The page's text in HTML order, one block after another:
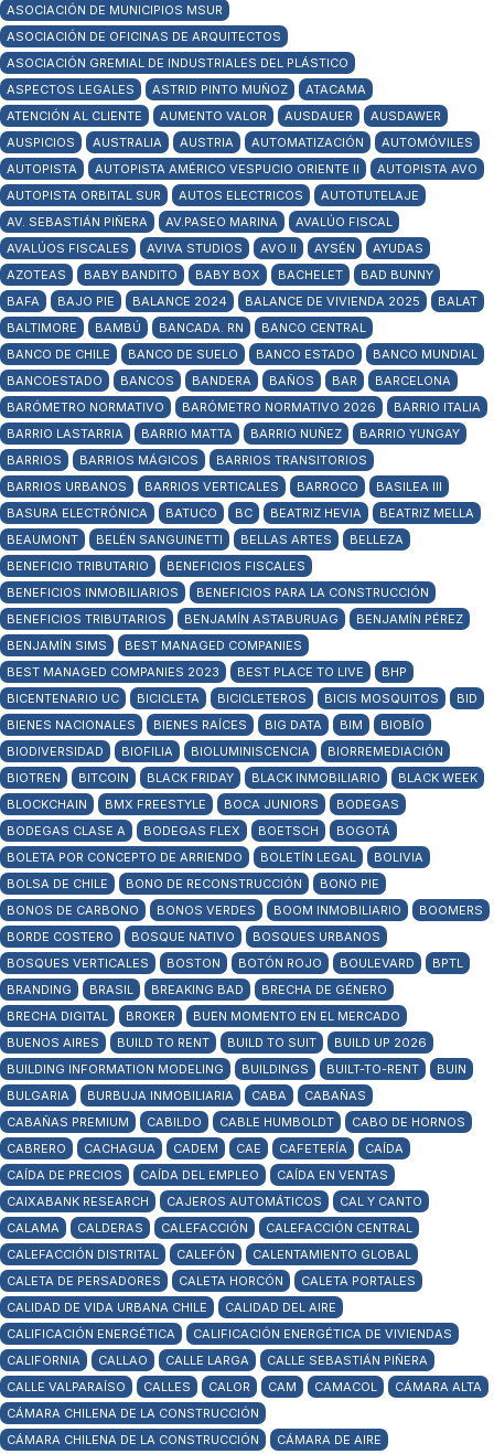
ASOCIACIÓN DE MUNICIPIOS MSUR
ASOCIACIÓN DE OFICINAS DE ARQUITECTOS
ASOCIACIÓN GREMIAL DE INDUSTRIALES DEL PLÁSTICO
ASPECTOS LEGALES
ASTRID PINTO MUÑOZ
ATACAMA
ATENCIÓN AL CLIENTE
AUMENTO VALOR AUSDAUER
AUSDAWER
AUSPICIOS
AUSTRALIA AUSTRIA AUTOMATIZACIÓN
AUTOMÓVILES
AUTOPISTA
AUTOPISTA AMÉRICO VESPUCIO ORIENTE II
AUTOPISTA AVO
AUTOPISTA ORBITAL SUR
AUTOS ELECTRICOS
AUTOTUTELAJE
AV. SEBASTIÁN PIÑERA
AV.PASEO MARINA
AVALÚO FISCAL
AVALÚOS FISCALES
AVIVA STUDIOS AVO II AYSÉN
AYUDAS
AZOTEAS
BABY BANDITO BABY BOX BACHELET
BAD BUNNY
BAFA
BAJO PIE BALANCE 2024 BALANCE DE VIVIENDA 2025
BALAT
BALTIMORE
BAMBÚ BANCADA. RN
BANCO CENTRAL
BANCO DE CHILE
BANCO DE SUELO BANCO ESTADO
BANCO MUNDIAL
BANCOESTADO
BANCOS BANDERA BAÑOS BAR
BARCELONA
BARÓMETRO NORMATIVO
BARÓMETRO NORMATIVO 2026
BARRIO ITALIA
BARRIO LASTARRIA
BARRIO MATTA BARRIO NUÑEZ
BARRIO YUNGAY
BARRIOS
BARRIOS MÁGICOS
BARRIOS TRANSITORIOS
BARRIOS URBANOS
BARRIOS VERTICALES BARROCO
BASILEA III
BASURA ELECTRÓNICA
BATUCO BC BEATRIZ HEVIA
BEATRIZ MELLA
BEAUMONT
BELÉN SANGUINETTI BELLAS ARTES
BELLEZA
BENEFICIO TRIBUTARIO
BENEFICIOS FISCALES
BENEFICIOS INMOBILIARIOS
BENEFICIOS PARA LA CONSTRUCCIÓN
BENEFICIOS TRIBUTARIOS
BENJAMÍN ASTABURUAG
BENJAMÍN PÉREZ
BENJAMÍN SIMS
BEST MANAGED COMPANIES
BEST MANAGED COMPANIES 2023
BEST PLACE TO LIVE
BHP
BICENTENARIO UC
BICICLETA BICICLETEROS BICIS MOSQUITOS
BID
BIENES NACIONALES
BIENES RAÍCES BIG DATA BIM
BIOBÍO
BIODIVERSIDAD
BIOFILIA BIOLUMINISCENCIA
BIORREMEDIACIÓN
BIOTREN
BITCOIN BLACK FRIDAY BLACK INMOBILIARIO
BLACK WEEK
BLOCKCHAIN
BMX FREESTYLE BOCA JUNIORS
BODEGAS
BODEGAS CLASE A
BODEGAS FLEX BOETSCH
BOGOTÁ
BOLETA POR CONCEPTO DE ARRIENDO
BOLETÍN LEGAL
BOLIVIA
BOLSA DE CHILE
BONO DE RECONSTRUCCIÓN
BONO PIE
BONOS DE CARBONO
BONOS VERDES BOOM INMOBILIARIO
BOOMERS
BORDE COSTERO
BOSQUE NATIVO
BOSQUES URBANOS
BOSQUES VERTICALES
BOSTON BOTÓN ROJO BOULEVARD
BPTL
BRANDING
BRASIL BREAKING BAD
BRECHA DE GÉNERO
BRECHA DIGITAL
BROKER
BUEN MOMENTO EN EL MERCADO
BUENOS AIRES
BUILD TO RENT BUILD TO SUIT
BUILD UP 2026
BUILDING INFORMATION MODELING
BUILDINGS BUILT-TO-RENT
BUIN
BULGARIA
BURBUJA INMOBILIARIA CABA
CABAÑAS
CABAÑAS PREMIUM
CABILDO CABLE HUMBOLDT
CABO DE HORNOS
CABRERO
CACHAGUA CADEM CAE CAFETERÍA
CAÍDA
CAÍDA DE PRECIOS
CAÍDA DEL EMPLEO
CAÍDA EN VENTAS
CAIXABANK RESEARCH
CAJEROS AUTOMÁTICOS
CAL Y CANTO
CALAMA
CALDERAS CALEFACCIÓN
CALEFACCIÓN CENTRAL
CALEFACCIÓN DISTRITAL
CALEFÓN
CALENTAMIENTO GLOBAL
CALETA DE PERSADORES
CALETA HORCÓN
CALETA PORTALES
CALIDAD DE VIDA URBANA CHILE
CALIDAD DEL AIRE
CALIFICACIÓN ENERGÉTICA
CALIFICACIÓN ENERGÉTICA DE VIVIENDAS
CALIFORNIA
CALLAO CALLE LARGA
CALLE SEBASTIÁN PIÑERA
CALLE VALPARAÍSO
CALLES CALOR CAM CAMACOL
CÁMARA ALTA
CÁMARA CHILENA DE LA CONSTRUCCIÓN
CÁMARA CHILENA DE LA CONSTRUCCIÓN
CÁMARA DE AIRE